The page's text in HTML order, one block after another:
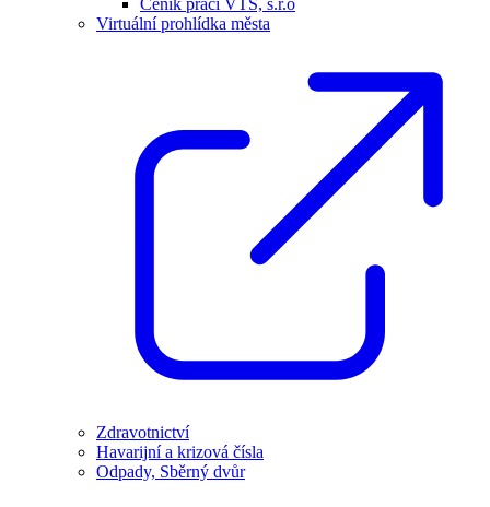
Ceník prací VTS, s.r.o
Virtuální prohlídka města
Zdravotnictví
Havarijní a krizová čísla
Odpady, Sběrný dvůr